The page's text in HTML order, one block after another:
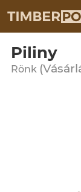
Piliny
Rönk